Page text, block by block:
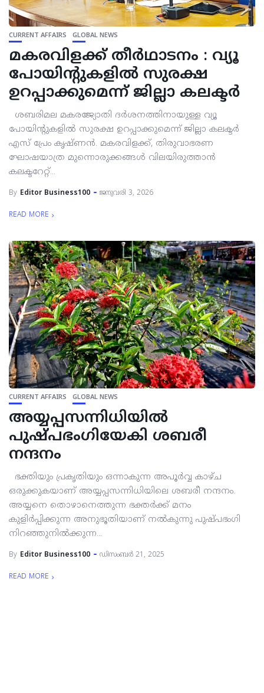
CURRENT AFFAIRS GLOBAL NEWS
മകരവിളക്ക് തീര്‍ഥാടനം : വ്യൂ
പോയിന്റുകളില്‍ സുരക്ഷ
ഉറപ്പാക്കുമെന്ന് ജില്ലാ കലക്ടര്‍
ശബരിമല മകരജ്യോതി ദര്‍ശനത്തിനായുള്ള വ്യൂ
പോയിന്റുകളില്‍ സുരക്ഷ ഉറപ്പാക്കുമെന്ന് ജില്ലാ കലക്ടര്‍
എസ് പ്രേം കൃഷ്ണന്‍. മകരവിളക്ക്, തിരുവാഭരണ
ഘോഷയാത്ര മുന്നൊരുക്കങ്ങള്‍ വിലയിരുത്താന്‍
കലക്ടറേറ്റ്...
By Editor Business100 ജനുവരി 3, 2026
READ MORE
CURRENT AFFAIRS GLOBAL NEWS
അയ്യപ്പസന്നിധിയില്‍
പുഷ്പഭംഗിയേകി ശബരീ
നന്ദനം
ഭക്തിയും പ്രകൃതിയും ഒന്നാകുന്ന അപൂര്‍വ്വ കാഴ്ച
ഒരുക്കുകയാണ് അയ്യപ്പസന്നിധിയിലെ ശബരീ നന്ദനം.
അയ്യനെ തൊഴാനെത്തുന്ന ഭക്തര്‍ക്ക് മനം
കുളിര്‍പ്പിക്കുന്ന അനുഭൂതിയാണ് നല്‍കുന്നു പുഷ്പഭംഗി
നിറഞ്ഞുനില്‍ക്കുന്ന...
By Editor Business100 ഡിസംബർ 21, 2025
READ MORE